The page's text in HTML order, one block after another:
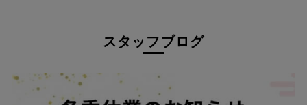
気になる腰まわりを、自然にきれいに。
ウエストの2本タックと後ろダーツが、お腹まわりからヒップま
でやさしく包み込み、美しいシルエットを演出。ラクなのにきち
スタッフブログ